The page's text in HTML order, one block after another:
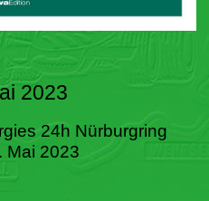
2023
24h Nürburgring
Mai 2023